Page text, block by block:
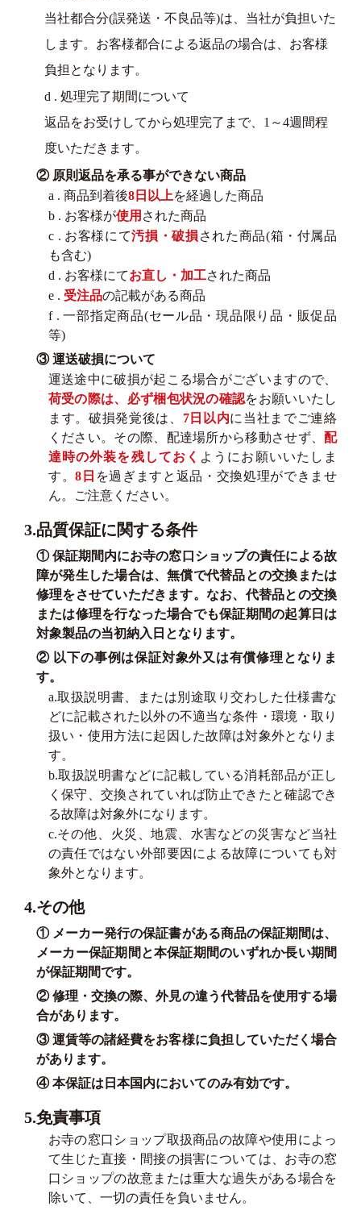
当社都合分(誤発送・不良品等)は、当社が負担いた
します。お客様都合による返品の場合は、お客様
負担となります。
d . 処理完了期間について
返品をお受けしてから処理完了まで、1～4週間程
度いただきます。
② 原則返品を承る事ができない商品
a . 商品到着後8日以上を経過した商品
b . お客様が使用 された商品
c . お客様にて汚損・破損 された商品(箱・付属品
も含む)
d . お客様にてお直し・加工された商品
e . 受注品の記載がある商品
f . 一部指定商品(セール品・現品限り品・販促品
等)
③ 運送破損について
運送途中に破損が起こる場合がございますので、
荷受の際は、必ず梱包状況の確認をお願いいたし
ます。破損発覚後は、 7日以内に当社までご連絡
ください。その際、配達場所から移動させず、配
達時の外装を残しておく ようにお願いいたしま
す。8日 を過ぎますと返品・交換処理ができませ
ん。ご注意ください。
3.品質保証に関する条件
① 保証期間内にお寺の窓口ショップの責任による故
障が発生した場合は、無償で代替品との交換または
修理をさせていただきます。なお、代替品との交換
または修理を行なった場合でも保証期間の起算日は
対象製品の当初納入日となります。
② 以下の事例は保証対象外又は有償修理となりま
す。
a.取扱説明書、または別途取り交わした仕様書な
どに記載された以外の不適当な条件・環境・取り
扱い・使用方法に起因した故障は対象外となりま
す。
b.取扱説明書などに記載している消耗部品が正し
く保守、交換されていれば防止できたと確認でき
る故障は対象外になります。
c.その他、火災、地震、水害などの災害など当社
の責任ではない外部要因による故障についても対
象外となります。
4.その他
① メーカー発行の保証書がある商品の保証期間は、
メーカー保証期間と本保証期間のいずれか長い期間
が保証期間です。
② 修理・交換の際、外見の違う代替品を使用する場
合があります。
③ 運賃等の諸経費をお客様に負担していただく場合
があります。
④ 本保証は日本国内においてのみ有効です。
5.免責事項
お寺の窓口ショップ取扱商品の故障や使用によっ
て生じた直接・間接の損害については、お寺の窓
口ショップの故意または重大な過失がある場合を
除いて、一切の責任を負いません。